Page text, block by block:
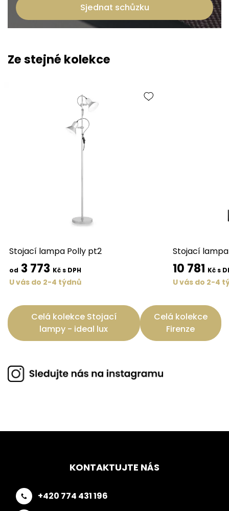
Sjednat schůzku
Ze stejné kolekce
Stojací lampa Polly pt2
od 3 773 Kč s DPH
U vás do 2-4 týdnů
Stojací
10 781 Kč s
U vás do 2-4
Celá kolekce Stojací
lampy - ideal lux
Celá kolekce
Firenze
KONTAKTUJTE NÁS
+420 774 431 196